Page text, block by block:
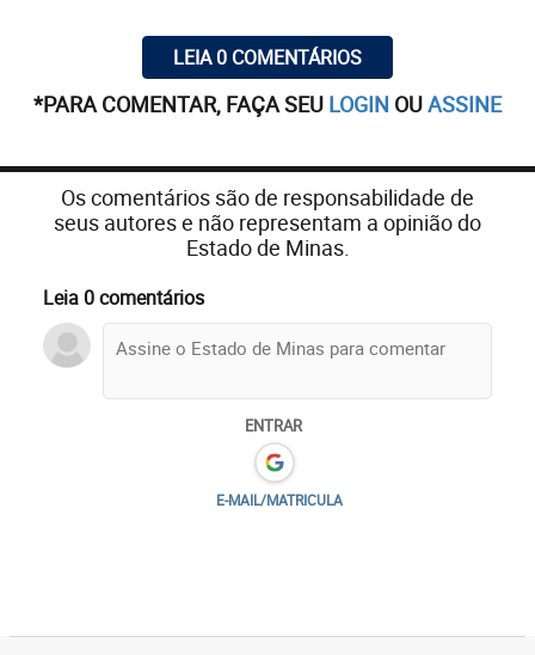
LEIA 0 COMENTÁRIOS
*PARA COMENTAR, FAÇA SEU LOGIN OUASSINE
Os comentários são de responsabilidade de
seus autores e não representam a opinião do
Estado de Minas.
Leia 0 comentários
ENTRAR
E-MAIL/MATRICULA